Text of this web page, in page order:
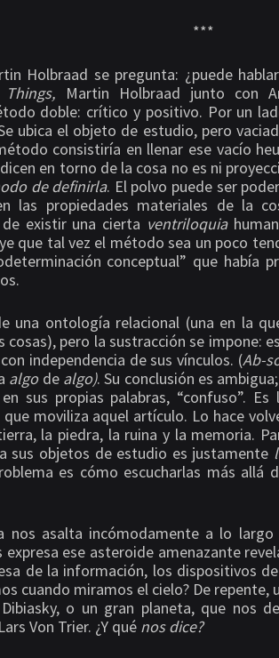
***
Holbraad se pregunta: ¿puede
Martin Holbraad junto con
doble: crítico y positivo. Por un
ubica el objeto de estudio, pero
consistiría en llenar ese vacío
en torno de la cosa no es ni
de definirla. El polvo puede ser
las propiedades materiales de la
existir una cierta ventriloquia
que tal vez el método sea un poco
conceptual” que había
una ontología relacional (una en la
cosas), pero la sustracción se impone:
independencia de sus vínculos. (Ab-
algo de algo). Su conclusión es
sus propias palabras, “confuso”.
moviliza aquel artículo. Lo hace
la piedra, la ruina y la memoria.
sus objetos de estudio es justamente
es cómo escucharlas más allá
nos asalta incómodamente a lo largo
expresa ese asteroide amenazante
de la información, los dispositivos
cuando miramos el cielo? De
o un gran planeta, que nos
Von Trier. ¿Y qué nos dice?